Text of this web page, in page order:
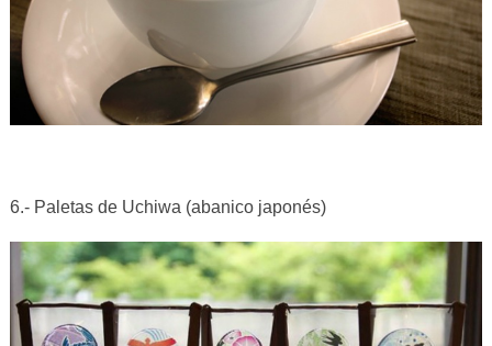
6.- Paletas de Uchiwa (abanico japonés)